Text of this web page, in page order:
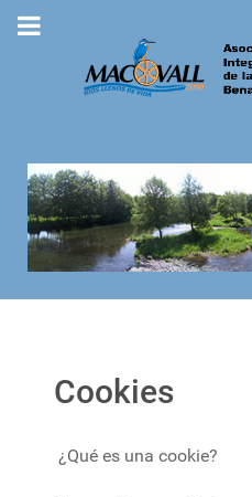
Cookies
¿Qué es una cookie?